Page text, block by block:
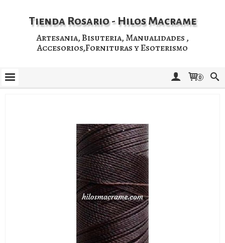
Tienda Rosario - Hilos Macrame
Artesania, Bisuteria, Manualidades ,
Accesorios,Fornituras y Esoterismo
0